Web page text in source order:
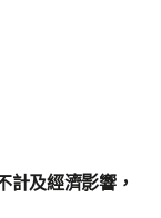
計及經濟影響，